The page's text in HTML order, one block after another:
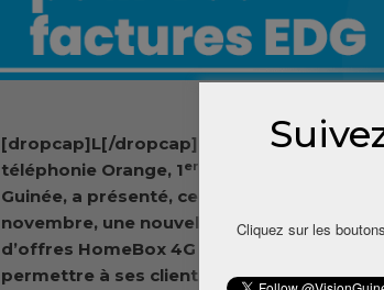
[dropcap]L[/dropcap]a société de
téléphonie Orange, 1er
Guinée, a présenté, ce lundi 25
novembre, une nouvelle gamme
d’offres HomeBox 4G pour
permettre à ses clients de profiter
Cliquez sur les